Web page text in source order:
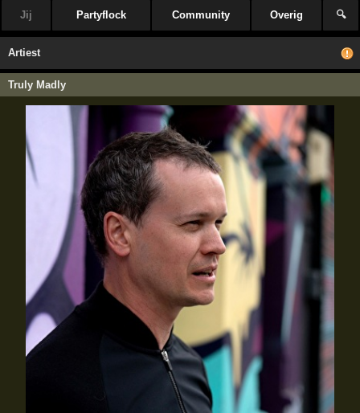
Jij Partyflock Community Overig 🔍
Artiest
Truly Madly